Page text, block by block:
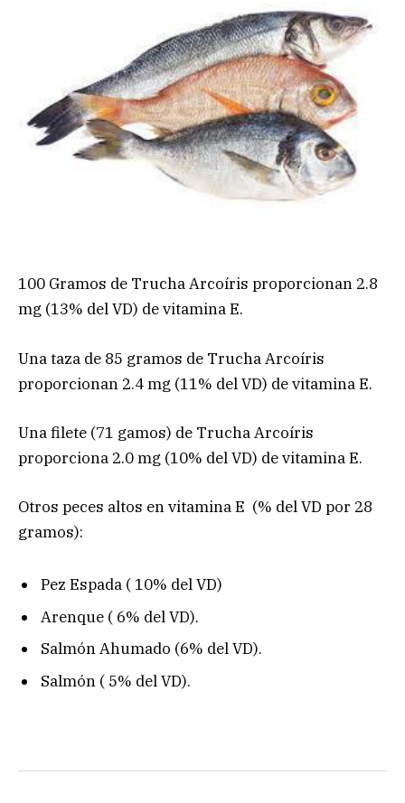
100 Gramos de Trucha Arcoíris proporcionan 2.8
mg (13% del VD) de vitamina E.
Una taza de 85 gramos de Trucha Arcoíris
proporcionan 2.4 mg (11% del VD) de vitamina E.
Una filete (71 gamos) de Trucha Arcoíris
proporciona 2.0 mg (10% del VD) de vitamina E.
Otros peces altos en vitamina E (% del VD por 28
gramos):
Pez Espada ( 10% del VD)
Arenque ( 6% del VD).
Salmón Ahumado (6% del VD).
Salmón ( 5% del VD).